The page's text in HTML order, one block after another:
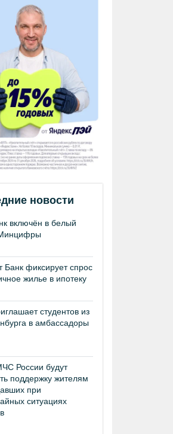
новости
включён в белый
Банк фиксирует спрос
жилье в ипотеку
студентов из
в амбассадоры
России будут
поддержку жителям
при
ситуациях